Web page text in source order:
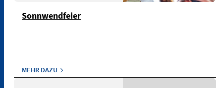
Sonnwendfeier
MEHR DAZU